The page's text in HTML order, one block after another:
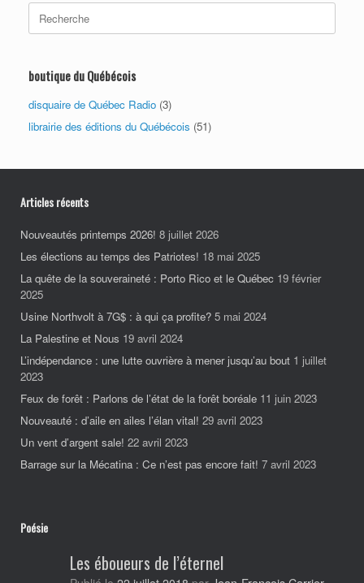
Search
for:
boutique du Québécois
disquaire de Québec Radio (3)
librairie des éditions du Québécois (51)
Articles récents
Nouveautés printemps 2026! 8 juillet 2026
Les élections au temps des Patriotes! 18 mai 2025
La quête de la souveraineté : Porto Rico et le Québec 19 février
2025
Usine Northvolt à 7G$ : à qui ça profite? 5 mai 2024
La Palestine et Nous 19 avril 2024
L’indépendance : une lutte ouvrière à mener jusqu’au bout 1 juillet
2023
Feux de forêt : Parlons de l’état de la forêt boréale 11 juin 2023
Nouveauté : d’aile en ailes l’élan vital! 29 avril 2023
Un vent d’argent sale! 22 avril 2023
Barrage sur la Mécatina : Ce n’est pas encore fait! 7 avril 2023
Poésie
Les éboueurs de l’éternel